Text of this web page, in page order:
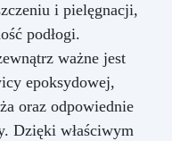
i pielęgnacji,
podłogi.
ważne jest
epoksydowej,
oraz odpowiednie
Dzięki właściwym